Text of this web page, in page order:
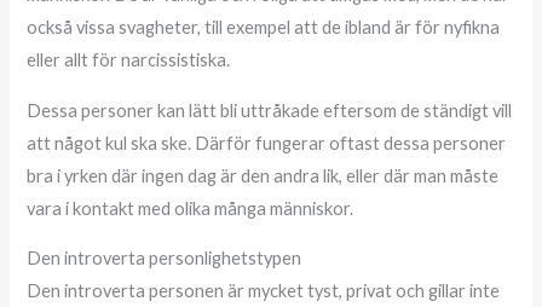
också vissa svagheter, till exempel att de ibland är för nyfikna
eller allt för narcissistiska.
Dessa personer kan lätt bli uttråkade eftersom de ständigt vill
att något kul ska ske. Därför fungerar oftast dessa personer
bra i yrken där ingen dag är den andra lik, eller där man måste
vara i kontakt med olika många människor.
Den introverta personlighetstypen
Den introverta personen är mycket tyst, privat och gillar inte